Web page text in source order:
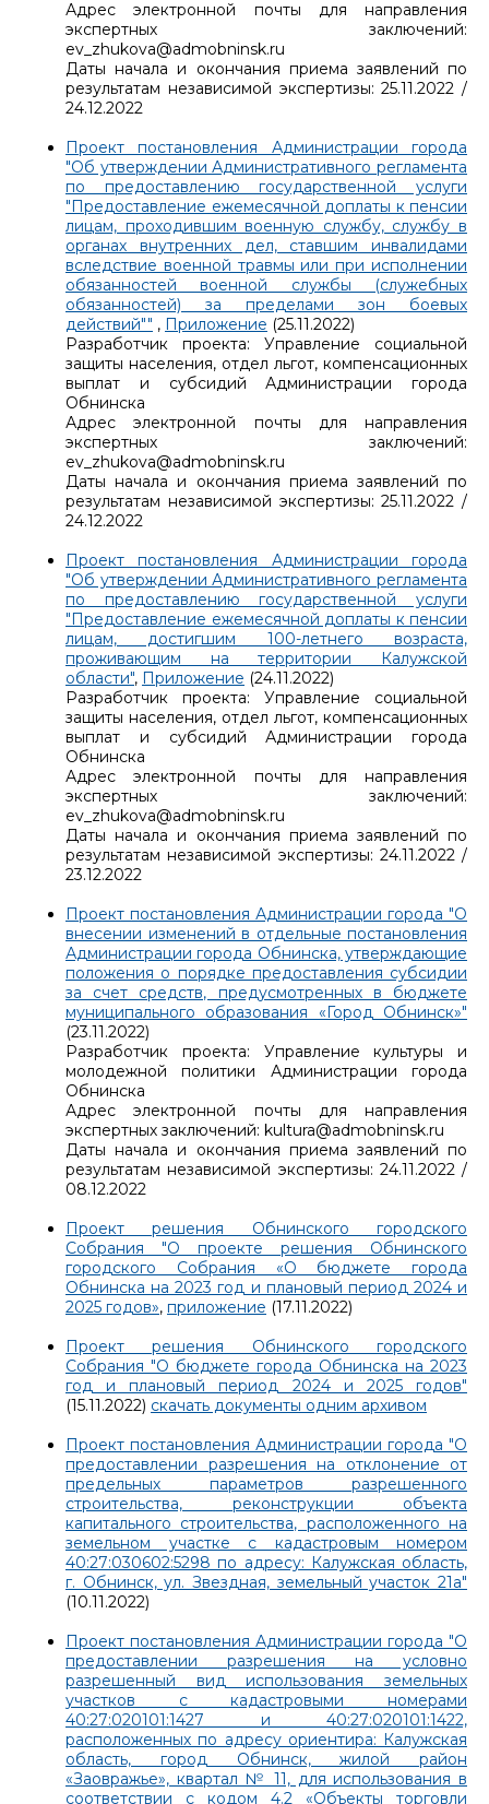
Адрес электронной почты для направления
экспертных заключений:
ev_zhukova@admobninsk.ru
Даты начала и окончания приема заявлений по
результатам независимой экспертизы: 25.11.2022 /
24.12.2022
Проект постановления Администрации города
"Об утверждении Административного регламента
по предоставлению государственной услуги
"Предоставление ежемесячной доплаты к пенсии
лицам, проходившим военную службу, службу в
органах внутренних дел, ставшим инвалидами
вследствие военной травмы или при исполнении
обязанностей военной службы (служебных
обязанностей) за пределами зон боевых
действий"" , Приложение (25.11.2022)
Разработчик проекта: Управление социальной
защиты населения, отдел льгот, компенсационных
выплат и субсидий Администрации города
Обнинска
Адрес электронной почты для направления
экспертных заключений:
ev_zhukova@admobninsk.ru
Даты начала и окончания приема заявлений по
результатам независимой экспертизы: 25.11.2022 /
24.12.2022
Проект постановления Администрации города
"Об утверждении Административного регламента
по предоставлению государственной услуги
"Предоставление ежемесячной доплаты к пенсии
лицам, достигшим 100-летнего возраста,
проживающим на территории Калужской
области", Приложение (24.11.2022)
Разработчик проекта: Управление социальной
защиты населения, отдел льгот, компенсационных
выплат и субсидий Администрации города
Обнинска
Адрес электронной почты для направления
экспертных заключений:
ev_zhukova@admobninsk.ru
Даты начала и окончания приема заявлений по
результатам независимой экспертизы: 24.11.2022 /
23.12.2022
Проект постановления Администрации города "О
внесении изменений в отдельные постановления
Администрации города Обнинска, утверждающие
положения о порядке предоставления субсидии
за счет средств, предусмотренных в бюджете
муниципального образования «Город Обнинск»"
(23.11.2022)
Разработчик проекта: Управление культуры и
молодежной политики Администрации города
Обнинска
Адрес электронной почты для направления
экспертных заключений: kultura@admobninsk.ru
Даты начала и окончания приема заявлений по
результатам независимой экспертизы: 24.11.2022 /
08.12.2022
Проект решения Обнинского городского
Собрания "О проекте решения Обнинского
городского Собрания «О бюджете города
Обнинска на 2023 год и плановый период 2024 и
2025 годов», приложение (17.11.2022)
Проект решения Обнинского городского
Собрания "О бюджете города Обнинска на 2023
год и плановый период 2024 и 2025 годов"
(15.11.2022) скачать документы одним архивом
Проект постановления Администрации города "О
предоставлении разрешения на отклонение от
предельных параметров разрешенного
строительства, реконструкции объекта
капитального строительства, расположенного на
земельном участке с кадастровым номером
40:27:030602:5298 по адресу: Калужская область,
г. Обнинск, ул. Звездная, земельный участок 21а"
(10.11.2022)
Проект постановления Администрации города "О
предоставлении разрешения на условно
разрешенный вид использования земельных
участков с кадастровыми номерами
40:27:020101:1427 и 40:27:020101:1422,
расположенных по адресу ориентира: Калужская
область, город Обнинск, жилой район
«Заовражье», квартал № 11, для использования в
соответствии с кодом 4.2 «Объекты торговли